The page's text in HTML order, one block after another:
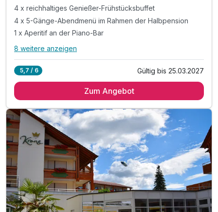
4 x reichhaltiges Genießer-Frühstücksbuffet
4 x 5-Gänge-Abendmenü im Rahmen der Halbpension
1 x Aperitif an der Piano-Bar
Alle Inklusivleistungen
4 x reichhaltiges Genießer-Frühstücksbuffet
1 x Aperitif an der Piano-Bar
Ausgezeichneter Wellnessbereich mit
Indoor-Pool mit Infrarot-Kabine, Ruhe-Wintergarten
Freibad mit Liegewiese (Mai-Sept.)
Saunalandschaft (textilfrei) mit
verschiedenen Saunen, Erlebnisdusche, Zirbenstube
und Ruhe-Insel
Saunalandschaft (mit Textil) mit Kräuter-Sauna
8 weitere anzeigen
5,7 / 6 Gültig bis 25.03.2027
Zum Angebot